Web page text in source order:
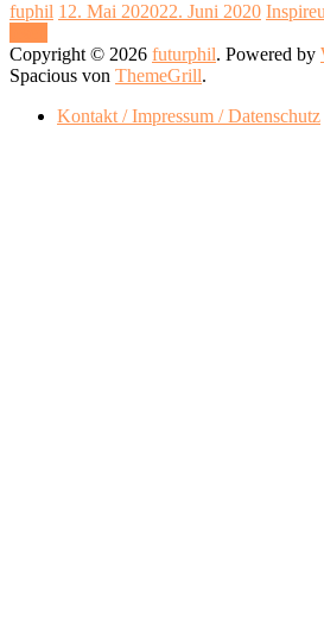
fuphil 12. Mai 202022. Juni 2020
Copyright © 2026 futurphil. Powered by
Spacious von ThemeGrill.
Kontakt / Impressum / Datenschutz